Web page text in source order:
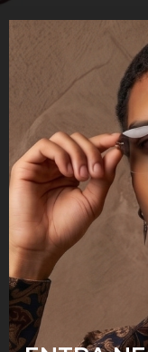
39UE
Tra le ultime
ULTEM! Un
doppia clip
tre occhiali
proprio